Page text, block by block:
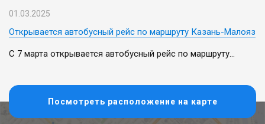
01.03.2025
Открывается автобусный рейс по маршруту Казань-Малояз
С 7 марта открывается автобусный рейс по маршруту...
Посмотреть расположение на карте